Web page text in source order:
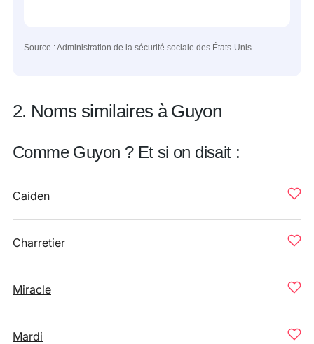
Source : Administration de la sécurité sociale des États-Unis
2. Noms similaires à Guyon
Comme Guyon ? Et si on disait :
Caiden
Charretier
Miracle
Mardi